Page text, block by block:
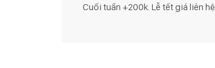
Cuối tuần +200k. Lễ tết giá liên hệ